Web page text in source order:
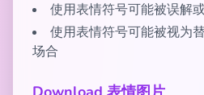
使用表情符号可能被误解
使用表情符号可能被视为
场合